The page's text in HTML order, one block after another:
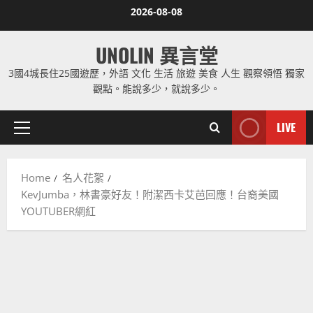
2026-08-08
UNOLIN 異言堂
3國4城長住25國遊歷，外語 文化 生活 旅遊 美食 人生 觀察領悟 獨家
觀點。能說多少，就說多少。
Primary
LIVE
Home
名人花絮
KevJumba，林書豪好友！附潔西卡艾芭回應！台裔美國
YOUTUBER網紅